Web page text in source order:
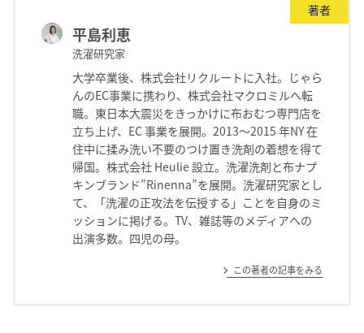
著者
平島利恵
洗濯研究家
大学卒業後、株式会社リクルートに入社。じゃら
んのEC事業に携わり、株式会社マクロミルへ転
職。東日本大震災をきっかけに布おむつ専門店を
立ち上げ、EC 事業を展開。2013～2015 年NY 在
住中に揉み洗い不要のつけ置き洗剤の着想を得て
帰国。株式会社 Heulie 設立。洗濯洗剤と布ナプ
キンブランド”Rinenna”を展開。洗濯研究家とし
て、「洗濯の正攻法を伝授する」ことを自身のミ
ッションに掲げる。TV、雑誌等のメディアへの
出演多数。四児の母。
この著者の記事をみる